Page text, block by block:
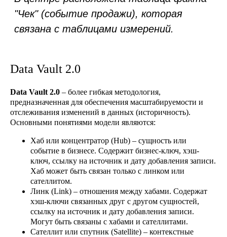
Data Vault 2.0
Data Vault 2.0 – более гибкая методология,
предназначенная для обеспечения масштабируемости и
отслеживания изменений в данных (историчность).
Основными понятиями модели являются:
Хаб или концентратор (Hub) – сущность или
событие в бизнесе. Содержит бизнес-ключ, хэш-
ключ, ссылку на источник и дату добавления записи.
Хаб может быть связан только с линком или
сателлитом.
Линк (Link) – отношения между хабами. Содержат
хэш-ключи связанных друг с другом сущностей,
ссылку на источник и дату добавления записи.
Могут быть связаны с хабами и сателлитами.
Сателлит или спутник (Satellite) – контекстные
2.0.
Зеленым цветом отмечены хабы,
голубым – линки, серым – спутники.